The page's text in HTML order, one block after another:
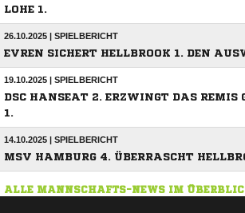
LOHE 1.
26.10.2025 | SPIELBERICHT
EVREN SICHERT HELLBROOK 1. DEN
19.10.2025 | SPIELBERICHT
DSC HANSEAT 2. ERZWINGT DAS REMIS
1.
14.10.2025 | SPIELBERICHT
MSV HAMBURG 4. ÜBERRASCHT
ALLE MANNSCHAFTS-NEWS IM